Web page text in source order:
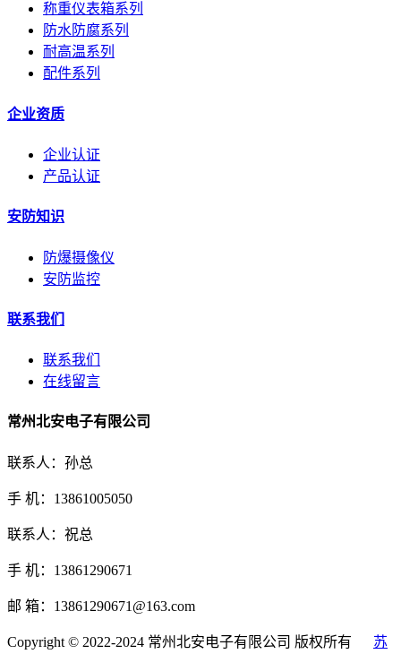
称重仪表箱系列
防水防腐系列
耐高温系列
配件系列
企业资质
企业认证
产品认证
安防知识
防爆摄像仪
安防监控
联系我们
联系我们
在线留言
常州北安电子有限公司
联系人：孙总
手 机：13861005050
联系人：祝总
手 机：13861290671
邮 箱：13861290671@163.com
Copyright © 2022-2024 常州北安电子有限公司 版权所有 苏